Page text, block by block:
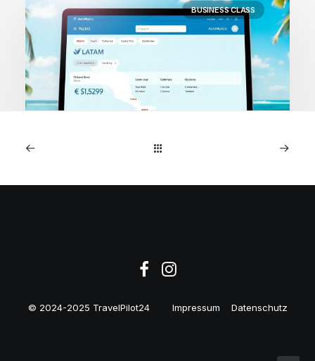
BUSINESS CLASS
1. Mai 2026
© 2024-2025 TravelPilot24 Impressum Datenschutz